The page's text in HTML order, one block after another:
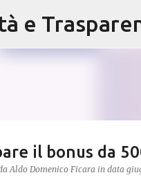
e
il bonus da
Aldo Domenico Ficara in data